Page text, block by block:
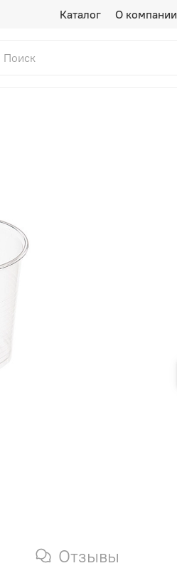
Каталог О компании
Отзывы